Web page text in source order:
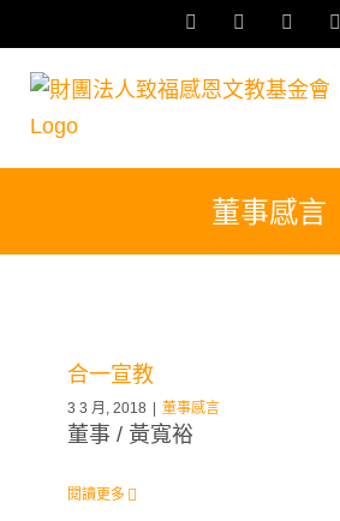
to
content
FacebookYouTubeEmail:
董事感言
合一宣教
3 3 月, 2018 董事感言
董事 / 黃寬裕
閱讀更多